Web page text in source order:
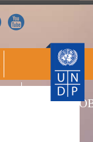
РЕЕСТР